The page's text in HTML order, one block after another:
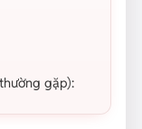
gặp):